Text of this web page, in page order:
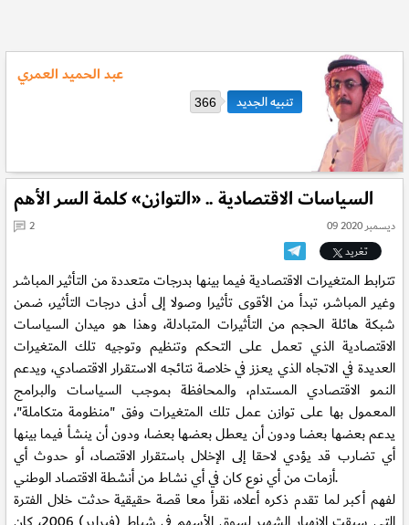
عبد الحميد العمري
366
السياسات الاقتصادية .. «التوازن» كلمة السر الأهم
09 ديسمبر 2020
2
تغريد
تترابط المتغيرات الاقتصادية فيما بينها بدرجات متعددة من التأثير المباشر
وغير المباشر، تبدأ من الأقوى تأثيرا وصولا إلى أدنى درجات التأثير، ضمن
شبكة هائلة الحجم من التأثيرات المتبادلة، وهذا هو ميدان السياسات
الاقتصادية الذي تعمل على التحكم وتنظيم وتوجيه تلك المتغيرات
العديدة في الاتجاه الذي يعزز في خلاصة نتائجه الاستقرار الاقتصادي، ويدعم
النمو الاقتصادي المستدام، والمحافظة بموجب السياسات والبرامج
المعمول بها على توازن عمل تلك المتغيرات وفق "منظومة متكاملة"،
يدعم بعضها بعضا ودون أن يعطل بعضها بعضا، ودون أن ينشأ فيما بينها
أي تضارب قد يؤدي لاحقا إلى الإخلال باستقرار الاقتصاد، أو حدوث أي
أزمات من أي نوع كان في أي نشاط من أنشطة الاقتصاد الوطني.
لفهم أكبر لما تقدم ذكره أعلاه، نقرأ معا قصة حقيقية حدثت خلال الفترة